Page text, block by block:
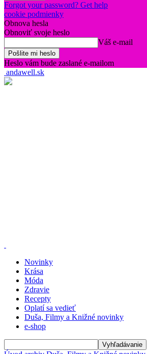
Forgot your password? Get help
cookie podmienky
Obnova hesla
Obnoviť svoje heslo
Váš e-mail
Heslo vám bude zaslané e-mailom
andawell.sk
Novinky
Krása
Móda
Zdravie
Recepty
Oplatí sa vedieť
Duša, Filmy a Knižné novinky
e-shop